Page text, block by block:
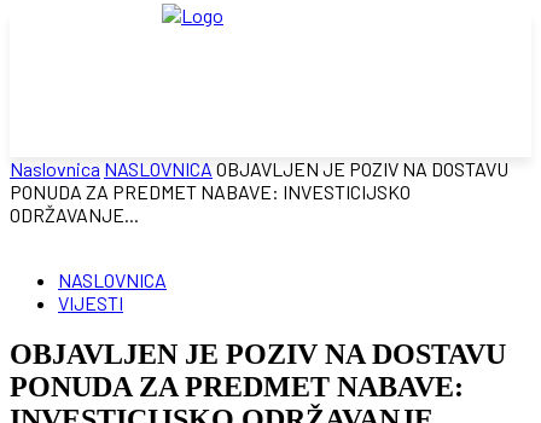
Naslovnica NASLOVNICA OBJAVLJEN JE POZIV NA DOSTAVU
PONUDA ZA PREDMET NABAVE: INVESTICIJSKO
ODRŽAVANJE...
NASLOVNICA
VIJESTI
OBJAVLJEN JE POZIV NA DOSTAVU
PONUDA ZA PREDMET NABAVE: